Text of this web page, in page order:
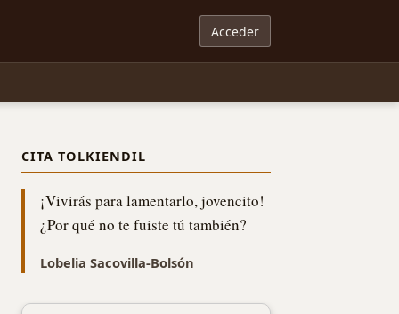
Acceder
CITA TOLKIENDIL
¡Vivirás para lamentarlo, jovencito!
¿Por qué no te fuiste tú también?
Lobelia Sacovilla-Bolsón